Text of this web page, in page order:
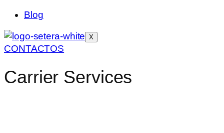
Blog
X
CONTACTOS
Carrier Services